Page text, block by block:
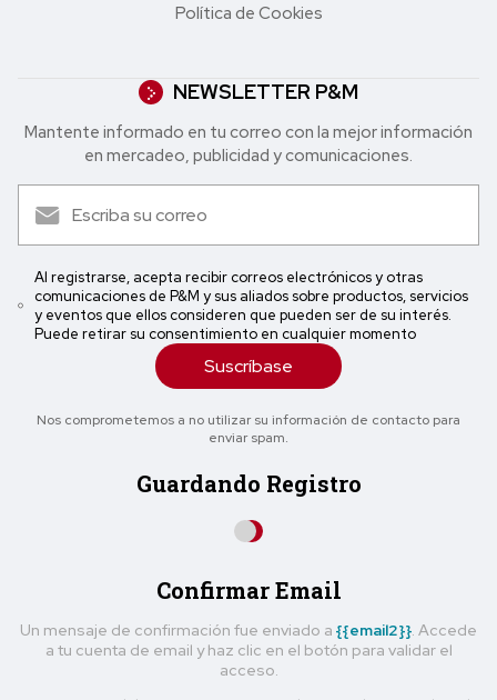
Política de Cookies
NEWSLETTER P&M
Mantente informado en tu correo con la mejor in formación
en mercadeo, publicidad y comunicaciones.
Al registrarse, acepta recibir correos electrónicos y otras
comunicaciones de P&M y sus aliados sobre productos, servicios
y eventos que ellos consideren que pueden ser de su interés.
Puede retirar su consentimiento en cualquier momento
Suscríbase
Nos comprometemos a no utilizar su información de contacto para
enviar spam.
Guardando Registro
Confirmar Email
Un mensaje de confirmación fue enviado a {{email2}}. Accede
a tu cuenta de email y haz clic en el botón para validar el
acceso.